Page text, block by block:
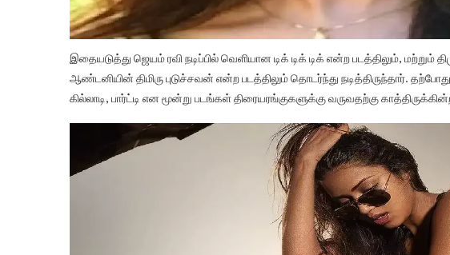
இதையடுத்து ஜெயம் ரவி நடிப்பில் வெளியான டிக் டிக் டிக் என்ற படத்திலும், மற்றும்
ஆண்டனியின் திமிரு புடுச்சவன் என்ற படத்திலும் தொடர்ந்து நடித்திருந்தார்.
கில்லாடி, பார்ட்டி என மூன்று படங்கள் திரையரங்குகளுக்கு வருவதற்கு